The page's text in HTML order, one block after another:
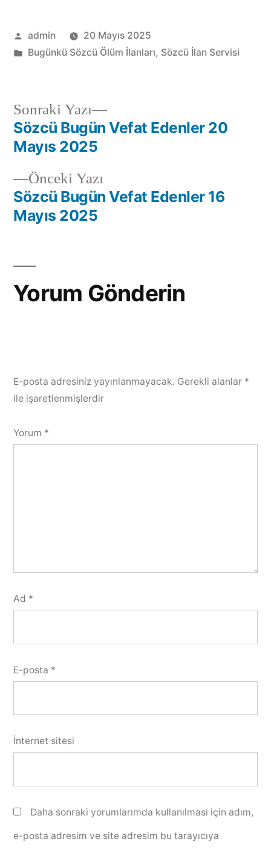
admin
20 Mayıs 2025
Bugünkü Sözcü Ölüm İlanları, Sözcü İlan Servisi
Önceki Yazı
Sözcü Bugün Vefat Edenler 16
Mayıs 2025
Sonraki Yazı
Sözcü Bugün Vefat Edenler 20
Mayıs 2025
Yorum Gönderin
E-posta adresiniz yayınlanmayacak. Gerekli alanlar *
ile işaretlenmişlerdir
Yorum *
Ad *
E-posta *
İnternet sitesi
Daha sonraki yorumlarımda kullanılması için adım,
e-posta adresim ve site adresim bu tarayıcıya